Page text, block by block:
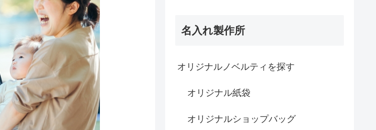
名入れ製作所
オリジナルノベルティを探す
オリジナル紙袋
オリジナルショップバッグ